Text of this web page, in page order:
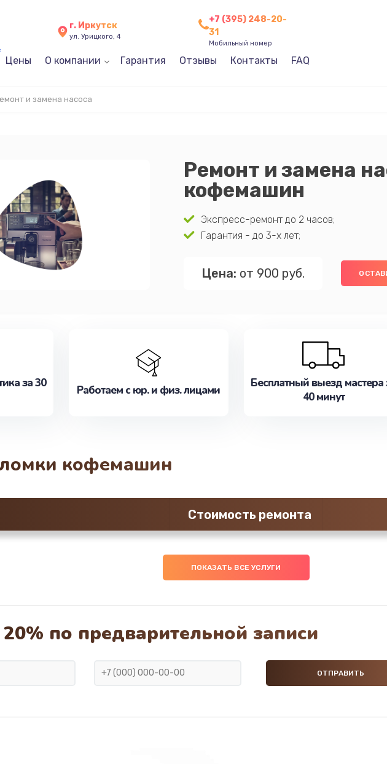
г. Иркутск
ул. Урицкого, 4
+7 (395) 248-20-
31
Мобильный номер
Цены О компании Гарантия Отзывы Контакты FAQ
и замена насоса
Ремонт и замена
кофемашин
Экспресс-ремонт до 2 часов;
Гарантия - до 3-х лет;
Цена: от 900 руб.
за 30
Работаем с юр. и физ. лицами
Бесплатный выезд мастера
40 минут
кофемашин
Стоимость ремонта
ПОКАЗАТЬ ВСЕ УСЛУГИ
по предварительной записи